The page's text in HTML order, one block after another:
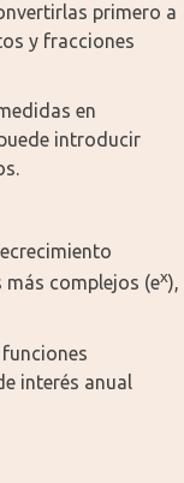
primero a
y fracciones
en
introducir
más complejos (ex),
interés anual